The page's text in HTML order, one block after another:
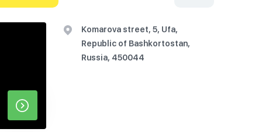
Komarova street, 5, Ufa,
Republic of Bashkortostan,
Russia, 450044